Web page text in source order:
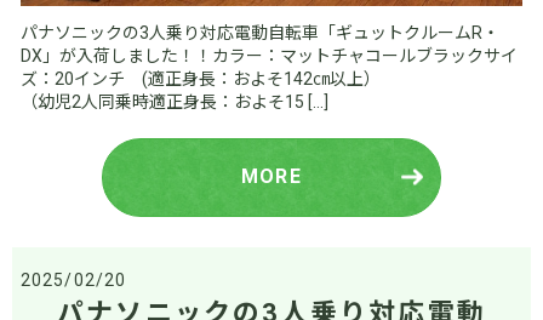
パナソニックの3人乗り対応電動自転車「ギュットクルームR・
DX」が入荷しました！！カラー：マットチャコールブラックサイ
ズ：20インチ (適正身長：およそ142㎝以上）
（幼児2人同乗時適正身長：およそ15 […]
MORE
2025/02/20
パナソニックの3人乗り対応電動